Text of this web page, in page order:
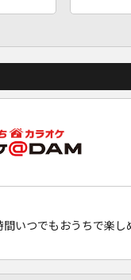
いつでもおうちで楽し